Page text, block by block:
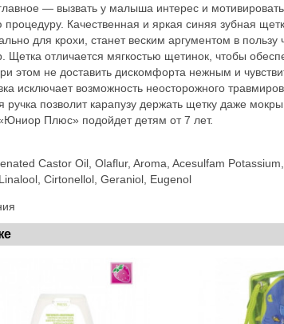
— вызвать у малыша интерес и
Качественная и яркая синяя зубная
для крохи, станет веским аргументом в пользу
Щетка отличается мягкостью щетинок, чтобы
этом не доставить дискомфорта нежным и
исключает возможность неосторожного
позволит карапузу держать щетку даже
Плюс» подойдет детям от 7 лет.
Castor Oil, Olaflur, Aroma, Acesulfam
Cirtonellol, Geraniol, Eugenol